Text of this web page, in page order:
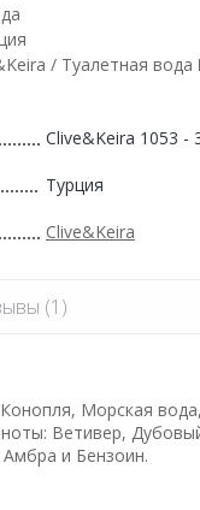
/ Туалетная
Clive&Keira 1053 -
Турция
Clive&Keira
(1)
Морская
Ветивер,
и Бензоин.